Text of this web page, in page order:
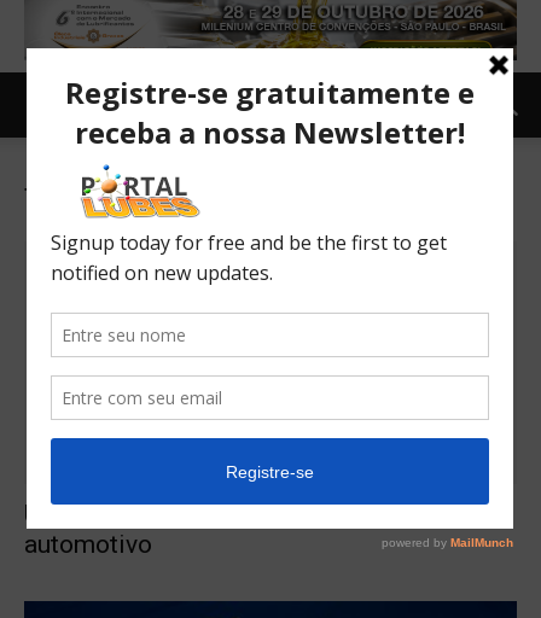
Tag: Mercosur
UE cobra concessões do Mercosul no setor
automotivo